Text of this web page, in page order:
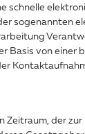
schnelle
sogenannten
Basis von einer
der zur